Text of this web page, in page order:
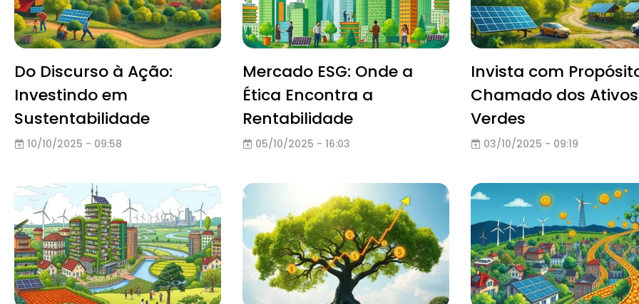
Do Discurso à Ação:
Investindo em
Sustentabilidade
10/10/2025 - 09:58
Mercado ESG: Onde a
Ética Encontra a
Rentabilidade
05/10/2025 - 16:03
Invista com
Chamado dos Ativos
Verdes
03/10/2025 - 09:19